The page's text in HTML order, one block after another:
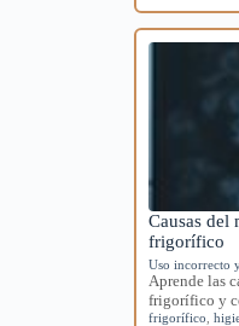
Causas del
frigorífico
Uso incorrecto
Aprende las
frigorífico y
frigorífico ,